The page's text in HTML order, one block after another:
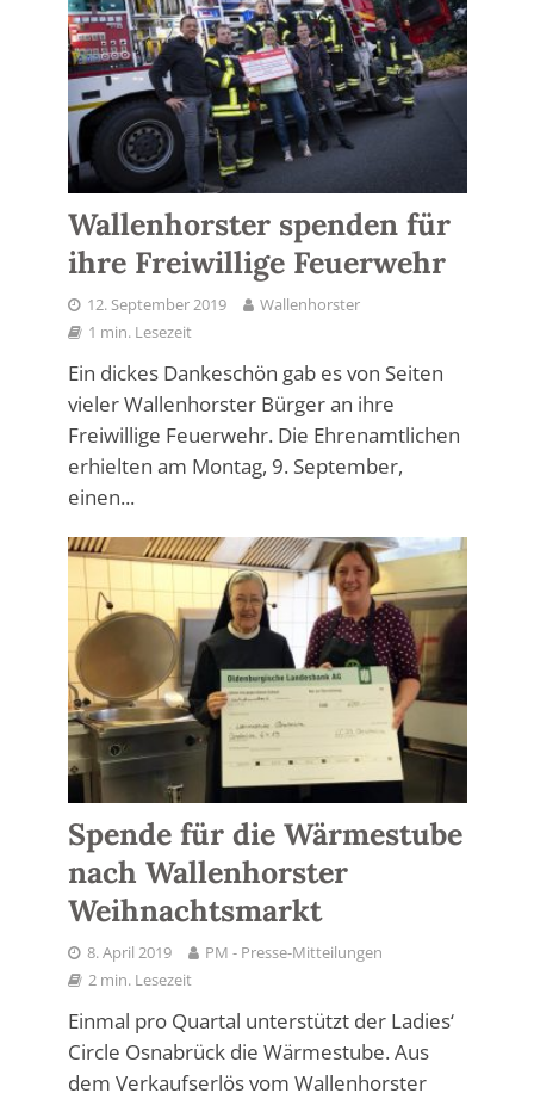
Wallenhorster spenden für
ihre Freiwillige Feuerwehr
12. September 2019
Wallenhorster
1 min. Lesezeit
Ein dickes Dankeschön gab es von Seiten
vieler Wallenhorster Bürger an ihre
Freiwillige Feuerwehr. Die Ehrenamtlichen
erhielten am Montag, 9. September,
einen...
Spende für die Wärmestube
nach Wallenhorster
Weihnachtsmarkt
8. April 2019
PM - Presse-Mitteilungen
2 min. Lesezeit
Einmal pro Quartal unterstützt der Ladies‘
Circle Osnabrück die Wärmestube. Aus
dem Verkaufserlös vom Wallenhorster